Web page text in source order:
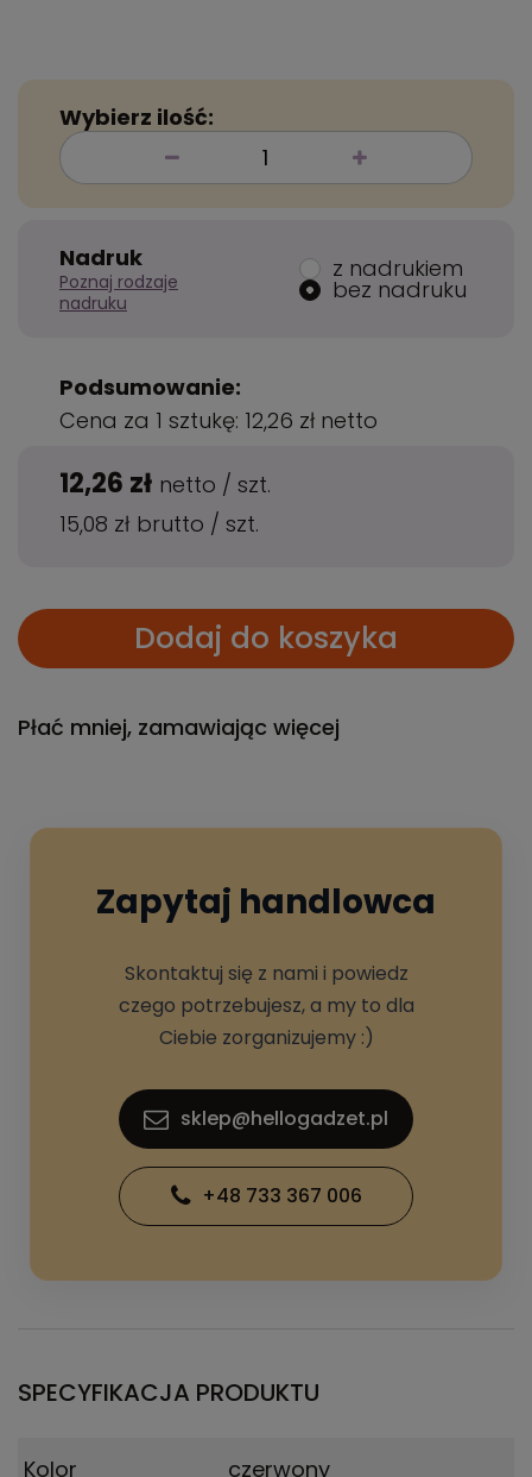
Wybierz ilość:
Nadruk
Poznaj rodzaje
nadruku
z nadrukiem
bez nadruku
Podsumowanie:
Cena za 1 sztukę: 12,26 zł netto
12,26 zł netto / szt.
15,08 zł brutto / szt.
Dodaj do koszyka
Płać mniej, zamawiając więcej
Zapytaj handlowca
Skontaktuj się z nami i powiedz
czego potrzebujesz, a my to dla
Ciebie zorganizujemy :)
sklep@hellogadzet.pl
+48 733 367 006
SPECYFIKACJA PRODUKTU
Kolor czerwony